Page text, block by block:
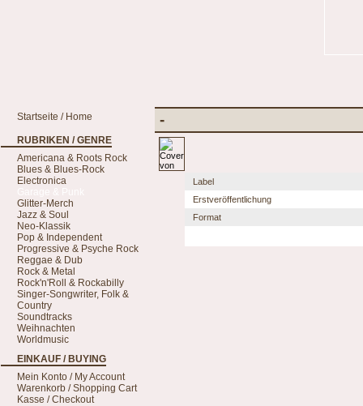
Startseite / Home
RUBRIKEN / GENRE
Americana & Roots Rock
Blues & Blues-Rock
Electronica
Glitter-Merch
Jazz & Soul
Neo-Klassik
Pop & Independent
Progressive & Psyche Rock
Reggae & Dub
Rock & Metal
Rock'n'Roll & Rockabilly
Singer-Songwriter, Folk &
Country
Soundtracks
Weihnachten
Worldmusic
EINKAUF / BUYING
Mein Konto / My Account
Warenkorb / Shopping Cart
Kasse / Checkout
-
Label
Erstveröffentlichung
Format